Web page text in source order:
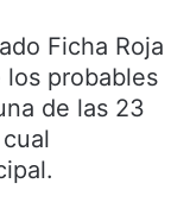
Ficha Roja
los probables
de las 23